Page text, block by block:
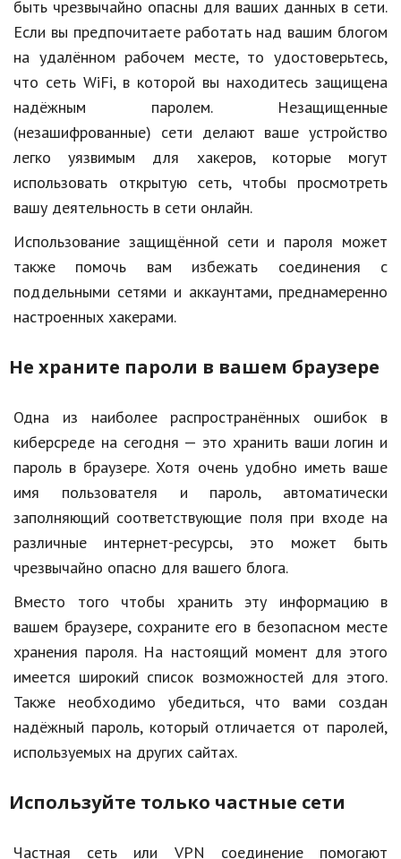
Финансы
Юриспруденция
Природа
Образование
Наука и технологии
быть чрезвычайно опасны для ваших данных в сети.
Если вы предпочитаете работать над вашим блогом
на удалённом рабочем месте, то удостоверьтесь,
что сеть WiFi, в которой вы находитесь защищена
надёжным паролем. Незащищенные
(незашифрованные) сети делают ваше устройство
легко уязвимым для хакеров, которые могут
использовать открытую сеть, чтобы просмотреть
вашу деятельность в сети онлайн.
Использование защищённой сети и пароля может
также помочь вам избежать соединения с
поддельными сетями и аккаунтами, преднамеренно
настроенных хакерами.
Не храните пароли в вашем браузере
Одна из наиболее распространённых ошибок в
киберсреде на сегодня — это хранить ваши логин и
пароль в браузере. Хотя очень удобно иметь ваше
имя пользователя и пароль, автоматически
заполняющий соответствующие поля при входе на
различные интернет-ресурсы, это может быть
чрезвычайно опасно для вашего блога.
Вместо того чтобы хранить эту информацию в
вашем браузере, сохраните его в безопасном месте
хранения пароля. На настоящий момент для этого
имеется широкий список возможностей для этого.
Также необходимо убедиться, что вами создан
надёжный пароль, который отличается от паролей,
используемых на других сайтах.
Используйте только частные сети
Частная сеть или VPN соединение помогают